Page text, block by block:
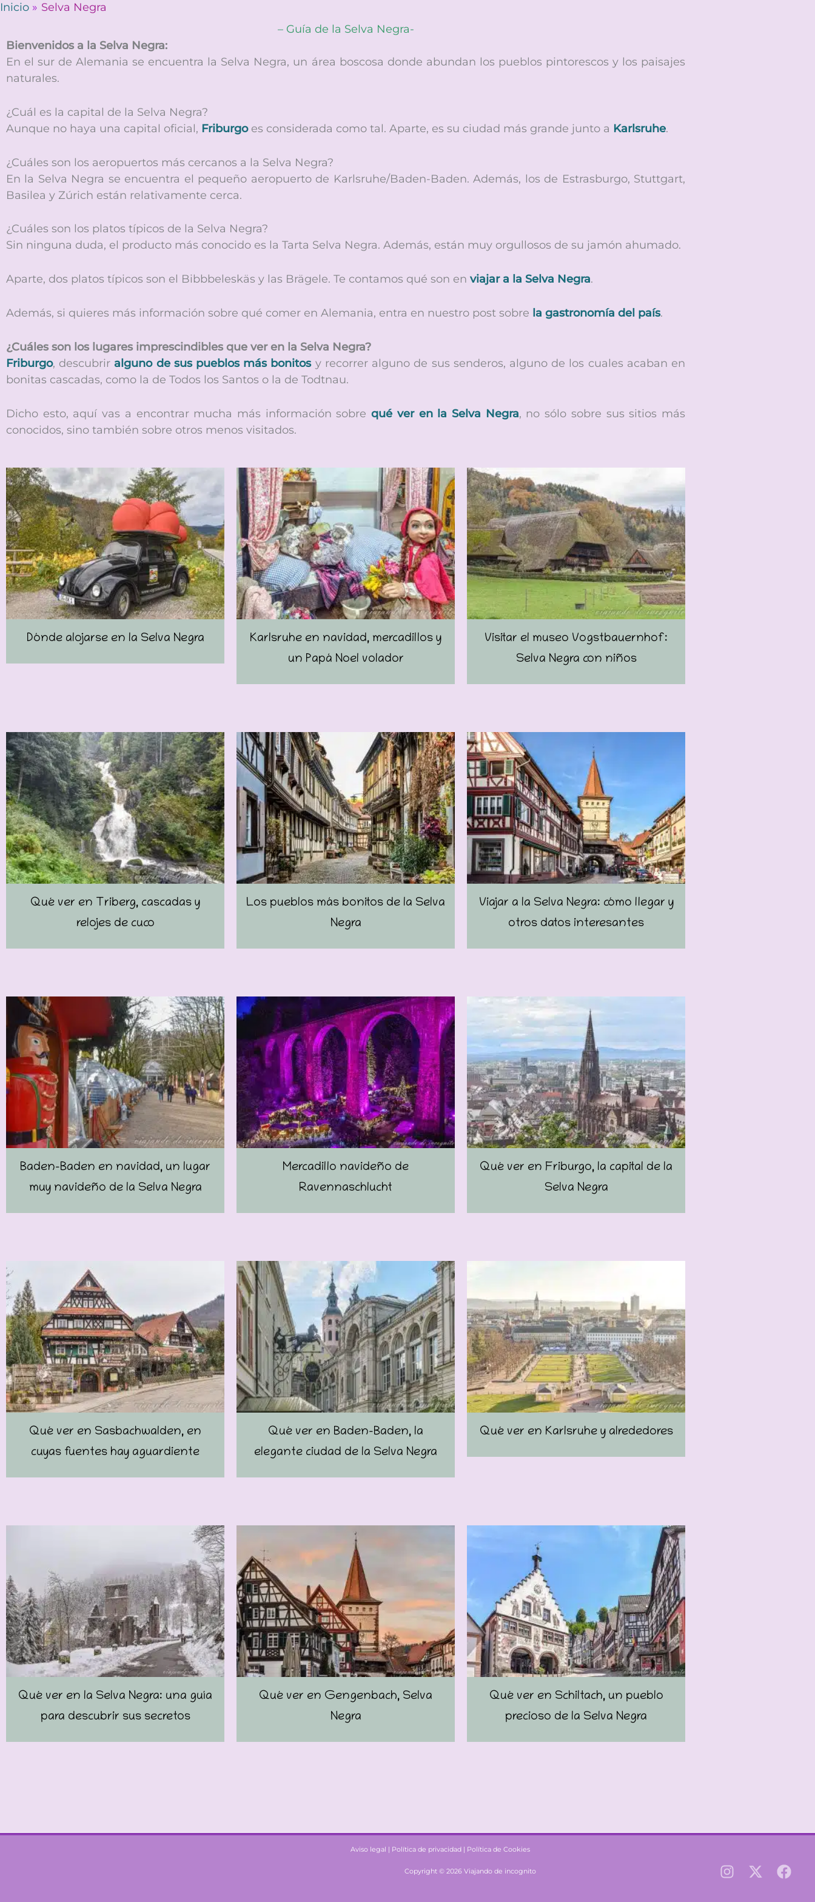
Ir
contenido
Inicio
Selva Negra
– Guía de la Selva Negra-
Bienvenidos a la Selva Negra:
En el sur de Alemania se encuentra la Selva Negra, un área boscosa donde abundan los pueblos pintorescos y los paisajes
naturales.
¿Cuál es la capital de la Selva Negra?
Aunque no haya una capital oficial, Friburgoes considerada como tal. Aparte, es su ciudad más grande junto a Karlsruhe.
¿Cuáles son los aeropuertos más cercanos a la Selva Negra?
En la Selva Negra se encuentra el pequeño aeropuerto de Karlsruhe/Baden-Baden. Además, los de Estrasburgo, Stuttgart,
Basilea y Zúrich están relativamente cerca.
¿Cuáles son los platos típicos de la Selva Negra?
Sin ninguna duda, el producto más conocido es la Tarta Selva Negra. Además, están muy orgullosos de su jamón ahumado.
Aparte, dos platos típicos son el Bibbbeleskäs y las Brägele. Te contamos qué son en viajar a la Selva Negra.
Además, si quieres más información sobre qué comer en Alemania, entra en nuestro post sobre la gastronomía del país.
¿Cuáles son los lugares imprescindibles que ver en la Selva Negra?
Friburgo, descubrir alguno de sus pueblos más bonitosy recorrer alguno de sus senderos, alguno de los cuales acaban en
bonitas cascadas, como la de Todos los Santos o la de Todtnau.
Dicho esto, aquí vas a encontrar mucha más información sobrequé ver en la Selva Negra, no sólo sobre sus sitios más
conocidos, sino también sobre otros menos visitados.
Dónde alojarse en la Selva Negra
Karlsruhe en navidad, mercadillos y
un Papá Noel volador
Visitar el museo Vogstbauernhof:
Selva Negra con niños
Qué ver en Triberg, cascadas y
relojes de cuco
Los pueblos más bonitos de la Selva
Negra
Viajar a la Selva Negra: cómo llegar y
otros datos interesantes
Baden-Baden en navidad, un lugar
muy navideño de la Selva Negra
Mercadillo navideño de
Ravennaschlucht
Qué ver en Friburgo, la capital de la
Selva Negra
Qué ver en Sasbachwalden, en
cuyas fuentes hay aguardiente
Qué ver en Baden-Baden, la
elegante ciudad de la Selva Negra
Qué ver en Karlsruhe y alrededores
Qué ver en la Selva Negra: una guía
para descubrir sus secretos
Qué ver en Gengenbach, Selva
Negra
Qué ver en Schiltach, un pueblo
precioso de la Selva Negra
Aviso legal | Política de privacidad | Política de Cookies
Copyright © 2026 Viajando de incognito